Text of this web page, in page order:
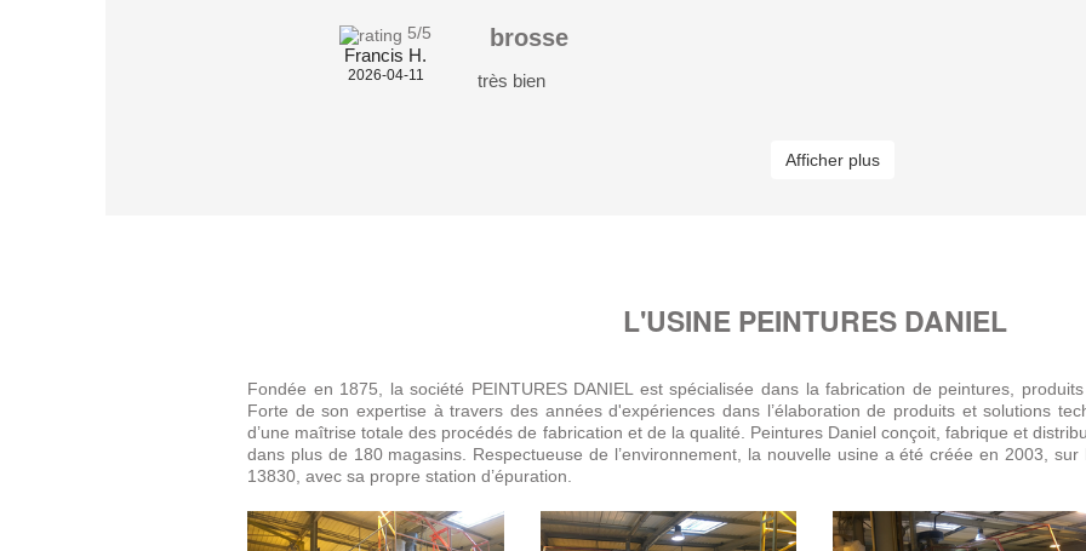
5/5
Francis H.
2026-04-11
brosse
très bien
Afficher plus
L'USINE PEINTURES DANIEL
Fondée en 1875, la société PEINTURES DANIEL est spécialisée dans la fabrication de peintures,
Forte de son expertise à travers des années d'expériences dans l’élaboration de produits et solutions
d’une maîtrise totale des procédés de fabrication et de la qualité. Peintures Daniel conçoit, fabrique et
dans plus de 180 magasins. Respectueuse de l’environnement, la nouvelle usine a été créée en 2003, sur
13830, avec sa propre station d’épuration.